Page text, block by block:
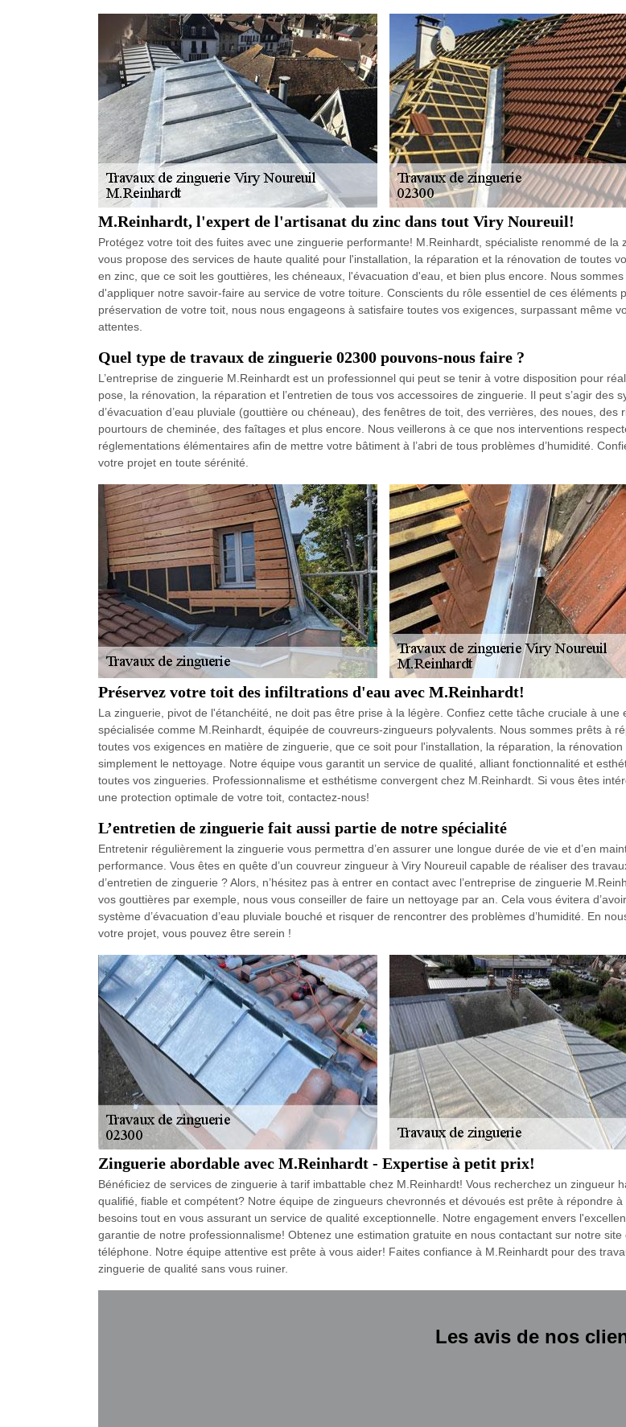
M.Reinhardt, l'expert de l'artisanat du zinc dans tout Viry Noureuil!
Protégez votre toit des fuites avec une zinguerie performante! M.Reinhardt, spécialiste renommé de la
vous propose des services de haute qualité pour l'installation, la réparation et la rénovation de toutes
en zinc, que ce soit les gouttières, les chéneaux, l'évacuation d'eau, et bien plus encore. Nous sommes
d'appliquer notre savoir-faire au service de votre toiture. Conscients du rôle essentiel de ces éléments
préservation de votre toit, nous nous engageons à satisfaire toutes vos exigences, surpassant même
attentes.
Quel type de travaux de zinguerie 02300 pouvons-nous faire ?
L’entreprise de zinguerie M.Reinhardt est un professionnel qui peut se tenir à votre disposition pour
pose, la rénovation, la réparation et l’entretien de tous vos accessoires de zinguerie. Il peut s’agir des
d’évacuation d’eau pluviale (gouttière ou chéneau), des fenêtres de toit, des verrières, des noues, des
pourtours de cheminée, des faîtages et plus encore. Nous veillerons à ce que nos interventions
réglementations élémentaires afin de mettre votre bâtiment à l’abri de tous problèmes d’humidité.
votre projet en toute sérénité.
Préservez votre toit des infiltrations d'eau avec M.Reinhardt!
La zinguerie, pivot de l'étanchéité, ne doit pas être prise à la légère. Confiez cette tâche cruciale à une
spécialisée comme M.Reinhardt, équipée de couvreurs-zingueurs polyvalents. Nous sommes prêts à
toutes vos exigences en matière de zinguerie, que ce soit pour l'installation, la réparation, la rénovation
simplement le nettoyage. Notre équipe vous garantit un service de qualité, alliant fonctionnalité et
toutes vos zingueries. Professionnalisme et esthétisme convergent chez M.Reinhardt. Si vous êtes
une protection optimale de votre toit, contactez-nous!
L’entretien de zinguerie fait aussi partie de notre spécialité
Entretenir régulièrement la zinguerie vous permettra d’en assurer une longue durée de vie et d’en
performance. Vous êtes en quête d’un couvreur zingueur à Viry Noureuil capable de réaliser des
d’entretien de zinguerie ? Alors, n’hésitez pas à entrer en contact avec l’entreprise de zinguerie
vos gouttières par exemple, nous vous conseiller de faire un nettoyage par an. Cela vous évitera
système d’évacuation d’eau pluviale bouché et risquer de rencontrer des problèmes d’humidité. En
votre projet, vous pouvez être serein !
Zinguerie abordable avec M.Reinhardt - Expertise à petit prix!
Bénéficiez de services de zinguerie à tarif imbattable chez M.Reinhardt! Vous recherchez un zingueur
qualifié, fiable et compétent? Notre équipe de zingueurs chevronnés et dévoués est prête à répondre à
besoins tout en vous assurant un service de qualité exceptionnelle. Notre engagement envers
garantie de notre professionnalisme! Obtenez une estimation gratuite en nous contactant sur notre site
téléphone. Notre équipe attentive est prête à vous aider! Faites confiance à M.Reinhardt pour des
zinguerie de qualité sans vous ruiner.
Les avis de nos